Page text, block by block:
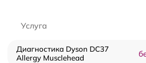
Услуга
Диагностика Dyson DC37
Allergy Musclehead